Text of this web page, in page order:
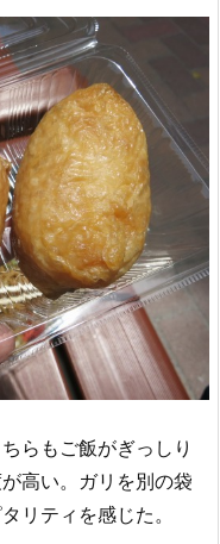
らもご飯がぎっしり
高い。ガリを別の袋
リティを感じた。